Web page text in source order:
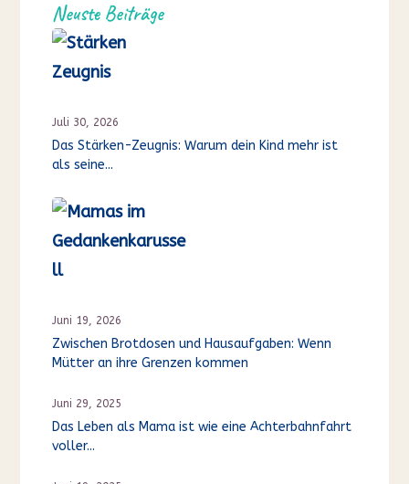
Neuste Beiträge
Juli 30, 2026
Das Stärken-Zeugnis: Warum dein Kind mehr ist
als seine...
Juni 19, 2026
Zwischen Brotdosen und Hausaufgaben: Wenn
Mütter an ihre Grenzen kommen
Juni 29, 2025
Das Leben als Mama ist wie eine Achterbahnfahrt
voller...